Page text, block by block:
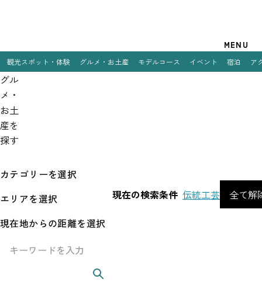
観光スポット・体験 グルメ・お土産 モデルコース イベント 宿泊 ア
グル
メ・
お土
産を
探す
カテゴリーを選択
エリアを選択
現在地からの距離を選択
現在の検索条件 伝統工芸 全て解
イベント
宿泊
アクセス
MENU